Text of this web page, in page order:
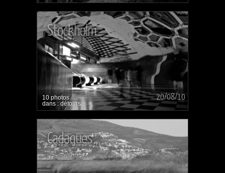
Stockholm
20/08/10
10 photos
dans : détours
Cadaques